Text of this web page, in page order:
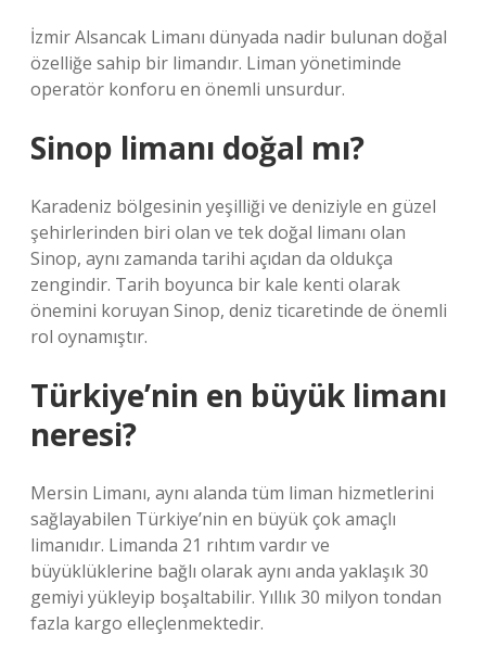
İzmir Alsancak Limanı dünyada nadir bulunan doğal
özelliğe sahip bir limandır. Liman yönetiminde
operatör konforu en önemli unsurdur.
Sinop limanı doğal mı?
Karadeniz bölgesinin yeşilliği ve deniziyle en güzel
şehirlerinden biri olan ve tek doğal limanı olan
Sinop, aynı zamanda tarihi açıdan da oldukça
zengindir. Tarih boyunca bir kale kenti olarak
önemini koruyan Sinop, deniz ticaretinde de önemli
rol oynamıştır.
Türkiye’nin en büyük limanı
neresi?
Mersin Limanı, aynı alanda tüm liman hizmetlerini
sağlayabilen Türkiye’nin en büyük çok amaçlı
limanıdır. Limanda 21 rıhtım vardır ve
büyüklüklerine bağlı olarak aynı anda yaklaşık 30
gemiyi yükleyip boşaltabilir. Yıllık 30 milyon tondan
fazla kargo elleçlenmektedir.